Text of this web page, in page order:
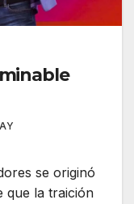
se originó
que la traición